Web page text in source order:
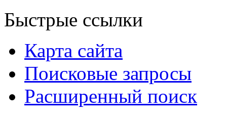
Быстрые ссылки
Карта сайта
Поисковые запросы
Расширенный поиск